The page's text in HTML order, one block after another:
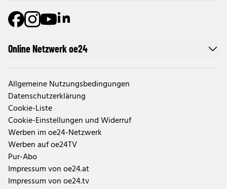
Online Netzwerk oe24
Allgemeine Nutzungsbedingungen
Datenschutzerklärung
Cookie-Liste
Cookie-Einstellungen und Widerruf
Werben im oe24-Netzwerk
Werben auf oe24TV
Pur-Abo
Impressum von oe24.at
Impressum von oe24.tv